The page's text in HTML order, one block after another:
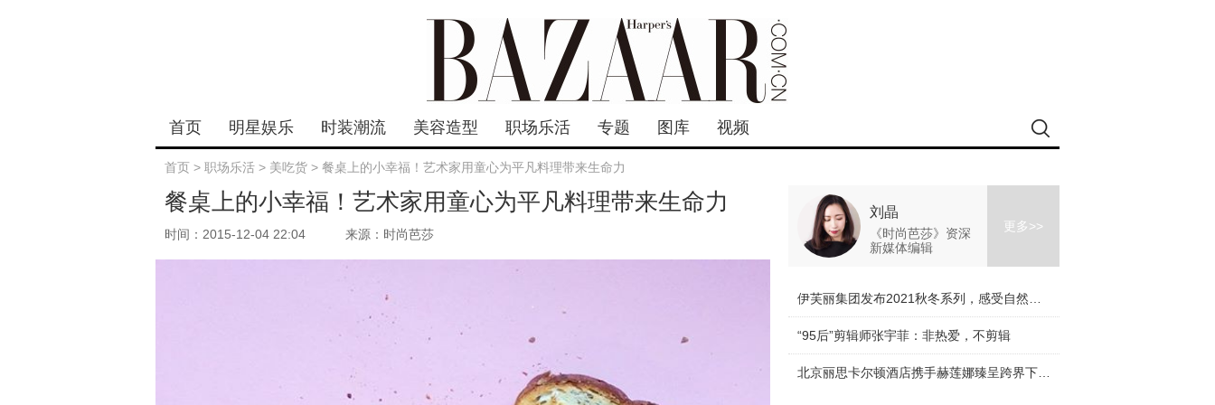
首页 明星娱乐 时装潮流 美容造型 职场乐活 专题 图库 视频
首页 > 职场乐活 > 美吃货 > 餐桌上的小幸福！艺术家用童心为平凡料理带来生命力
餐桌上的小幸福！艺术家用童心为平凡料理带来生命力
时间：2015-12-04 22:04 来源：时尚芭莎
刘晶
《时尚芭莎》资深
新媒体编辑
更多>>
“95后”剪辑师张宇菲：非热爱，不剪辑